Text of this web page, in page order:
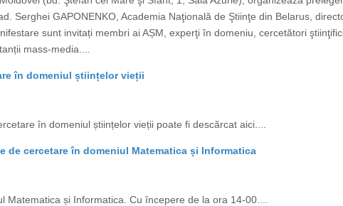
Serghei GAPONENKO, Academia Naţională de Ştiinţe din Belarus,
sunt invitați membri ai AȘM, experţi în domeniu, cercetători
mass-media....
în domeniul științelor vieții
în domeniul științelor vieții poate fi descărcat aici....
de cercetare în domeniul Matematica și Informatica
și Informatica. Cu începere de la ora 14-00....